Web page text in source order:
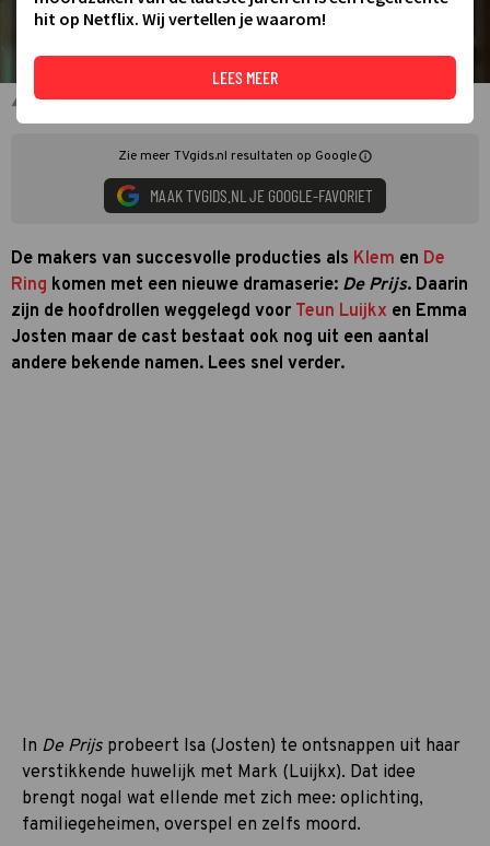
Teun Luijkx en Emma Josten
Zie meer TVgids.nl resultaten op Google
MAAK TVGIDS.NL JE GOOGLE-FAVORIET
De makers van succesvolle producties als Klem en De
Ring komen met een nieuwe dramaserie: De Prijs. Daarin
zijn de hoofdrollen weggelegd voor Teun Luijkx en Emma
Josten maar de cast bestaat ook nog uit een aantal
andere bekende namen. Lees snel verder.
In De Prijs probeert Isa (Josten) te ontsnappen uit haar
verstikkende huwelijk met Mark (Luijkx). Dat idee
brengt nogal wat ellende met zich mee: oplichting,
familiegeheimen, overspel en zelfs moord.
hit op Netflix. Wij vertellen je waarom!
LEES MEER